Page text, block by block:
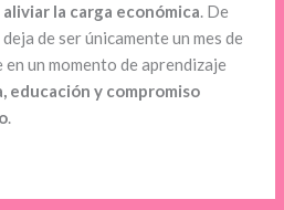
aliviar la carga económica. De
deja de ser únicamente un mes de
un momento de aprendizaje
educación y compromiso
.